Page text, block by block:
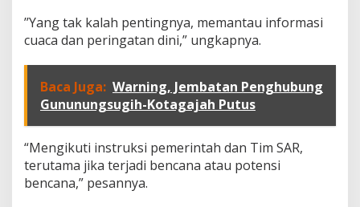
e
r
a
h
R
a
w
B
e
n
’’Yang tak kalah pentingnya, memantau informasi
cuaca dan peringatan dini,” ungkapnya.
Baca Juga: Warning, Jembatan Penghubung
Gununungsugih-Kotagajah Putus
“Mengikuti instruksi pemerintah dan Tim SAR,
terutama jika terjadi bencana atau potensi
bencana,” pesannya.